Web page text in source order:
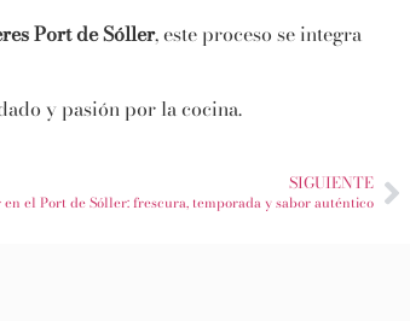
Port de Sóller, este proceso se integra
y pasión por la cocina.
SIGUIENTE
en el Port de Sóller: frescura, temporada y sabor auténtico